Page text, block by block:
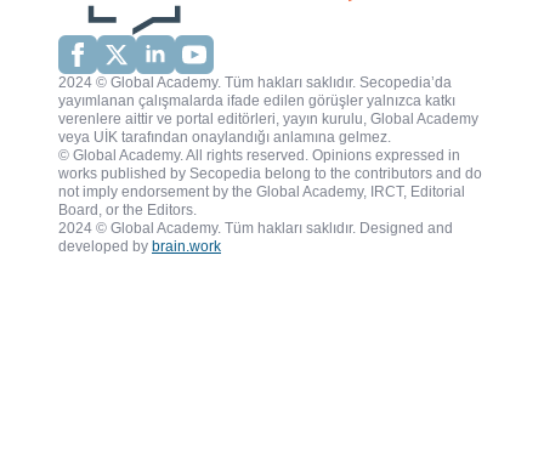
2024 © Global Academy. Tüm hakları saklıdır. Secopedia’da
yayımlanan çalışmalarda ifade edilen görüşler yalnızca katkı
verenlere aittir ve portal editörleri, yayın kurulu, Global Academy
veya UİK tarafından onaylandığı anlamına gelmez.
© Global Academy. All rights reserved. Opinions expressed in
works published by Secopedia belong to the contributors and do
not imply endorsement by the Global Academy, IRCT, Editorial
Board, or the Editors.
2024 © Global Academy. Tüm hakları saklıdır. Designed and
developed by brain.work